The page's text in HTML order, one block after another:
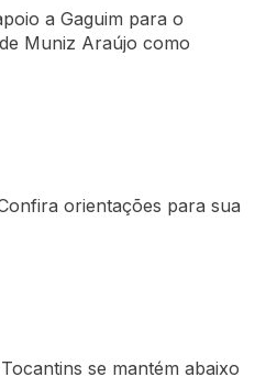
a Gaguim para o
Muniz Araújo como
orientações para sua
se mantém abaixo